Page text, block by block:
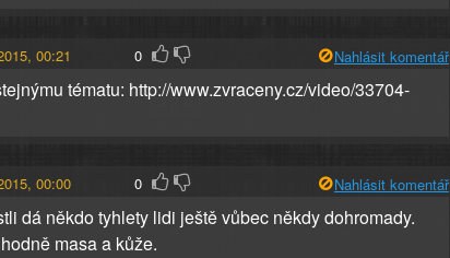
00:21 0 Nahlásit komentář
tématu: http://www.zvraceny.cz/video/33704-
00:00 0 Nahlásit komentář
dá někdo tyhlety lidi ještě vůbec někdy dohromady.
masa a kůže.